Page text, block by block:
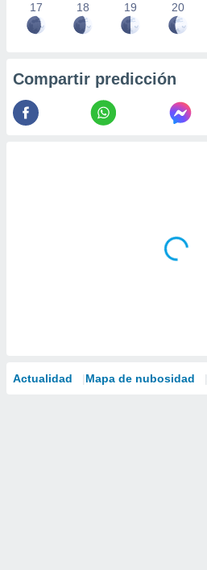
17 18 19 20
Compartir predicción
Actualidad Mapa de nubosidad